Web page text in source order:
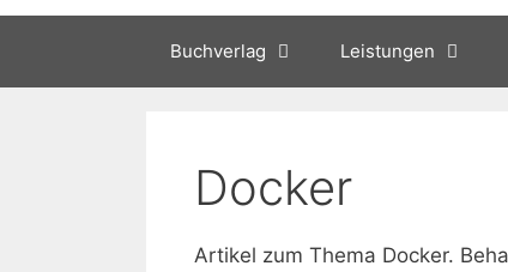
Buchverlag Leistungen
Docker
Artikel zum Thema Docker.